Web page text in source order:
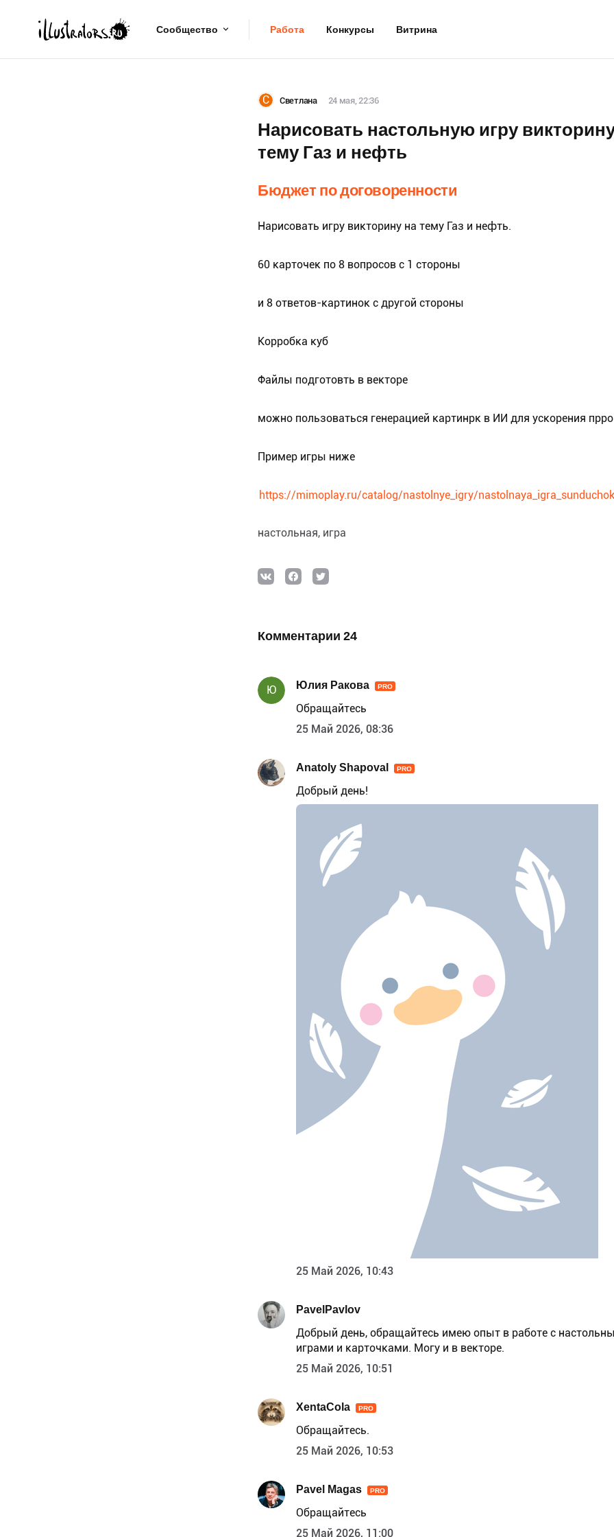
Сообщество Работа Конкурсы Витрина
С Светлана 24 мая, 22:36
Нарисовать настольную игру
тему Газ и нефть
Бюджет по договоренности
Нарисовать игру викторину на тему Газ и нефть.
60 карточек по 8 вопросов с 1 стороны
и 8 ответов-картинок с другой стороны
Корробка куб
Файлы подготовть в векторе
можно пользоваться генерацией картинрк в ИИ для ускорения
Пример игры ниже
https://mimoplay.ru/catalog/nastolnye_igry/
настольная игра
Комментарии 24
Ю Юлия Ракова PRO
Обращайтесь
25 Май 2026, 08:36
Anatoly Shapoval PRO
Добрый день!
25 Май 2026, 10:43
PavelPavlov
Добрый день, обращайтесь имею опыт в работе с
играми и карточками. Могу и в векторе.
25 Май 2026, 10:51
XentaCola PRO
Обращайтесь.
25 Май 2026, 10:53
Pavel Magas PRO
Обращайтесь
25 Май 2026, 11:00